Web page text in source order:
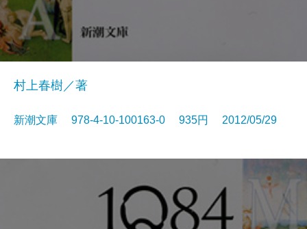
村上春樹／著
新潮文庫 978-4-10-100163-0 935円 2012/05/29